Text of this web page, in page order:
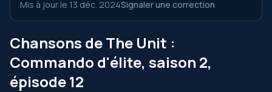
Mis à jour le 13 déc. 2024Signaler une correction
Chansons de The Unit :
Commando d'élite, saison 2,
épisode 12